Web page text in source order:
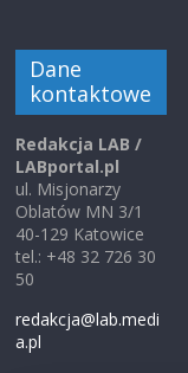
Dane
kontaktowe
Redakcja LAB /
LABportal.pl
ul. Misjonarzy
Oblatów MN 3/1
40-129 Katowice
tel.: +48 32 726 30
50
redakcja@lab.medi
a.pl